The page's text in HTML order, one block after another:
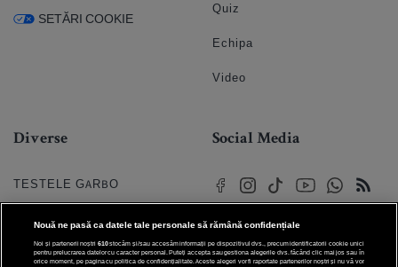
SETĂRI COOKIE
Quiz
Echipa
Video
Diverse
TESTELE GARBO
HOROSCOP
HOROSCOPUL IUBIRII
Social Media
Nouă ne pasă ca datele tale personale să rămână confidențiale
Noi și partenerii noștri 610stocăm și/sau accesăm informații pe dispozitivul dvs., precum identificatorii cookie unici
pentru prelucrarea datelor cu caracter personal. Puteți accepta sau gestiona alegerile dvs. făcând clic mai jos sau în
orice moment, pe pagina cu politica de confidențialitate. Aceste alegeri vor fi raportate partenerilor noștri și nu vă vor